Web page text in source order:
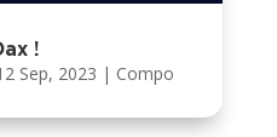
!
Sep, 2023 | Compo